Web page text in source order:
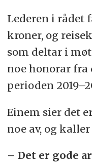
Lederen i rådet
kroner, og
som deltar i
noe honorar
perioden
Einem sier det
noe av, og
– Det er gode